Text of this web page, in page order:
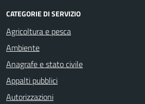
CATEGORIE DI SERVIZIO
Agricoltura e pesca
Ambiente
Anagrafe e stato civile
Appalti pubblici
Autorizzazioni